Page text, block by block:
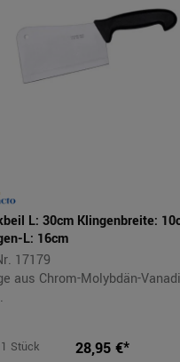
L: 30cm Klingenbreite:
L: 16cm
17179
aus Chrom-Molybdän-
Stück
28,95 €*